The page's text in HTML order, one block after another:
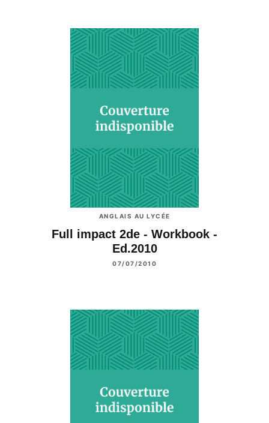
ANGLAIS AU LYCÉE
Full impact 2de - Workbook -
Ed.2010
07/07/2010